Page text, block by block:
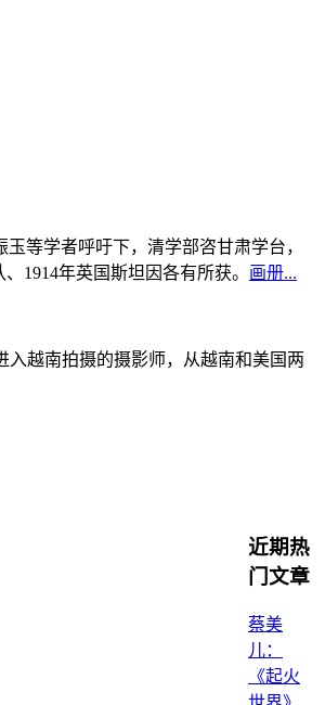
等学者呼吁下，清学部咨甘肃学台，
1914年英国斯坦因各有所获。 画册...
入越南拍摄的摄影师，从越南和美国两
近期热
门文章
蔡美
儿：
《起火